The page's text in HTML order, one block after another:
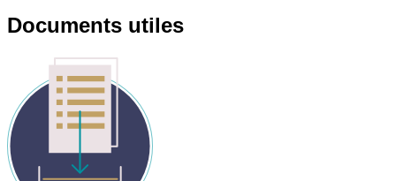
Documents utiles